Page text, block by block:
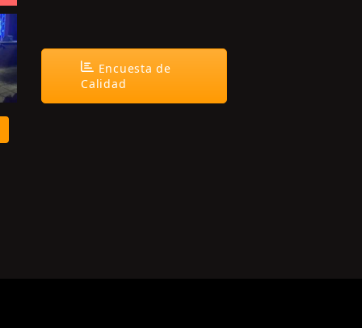
Encuesta de
Calidad